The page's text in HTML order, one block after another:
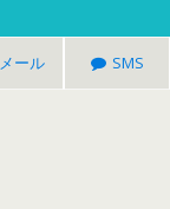
メール SMS